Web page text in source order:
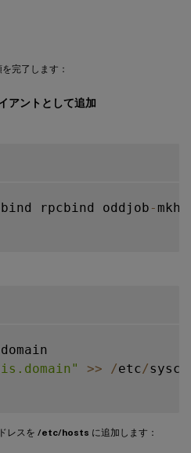
完了します：
アントとして追加
rpcbind oddjob -
domain
>> /etc/
レスを /etc/hosts に追加します：